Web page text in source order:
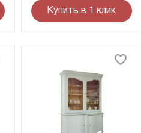
Купить в 1 клик